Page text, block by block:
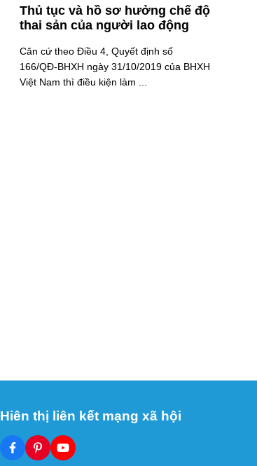
Thủ tục và hồ sơ hưởng chế độ
thai sản của người lao động
Căn cứ theo Điều 4, Quyết định số
166/QĐ-BHXH ngày 31/10/2019 của BHXH
Việt Nam thì điều kiện làm ...
Hiên thị liên kết mạng xã hội